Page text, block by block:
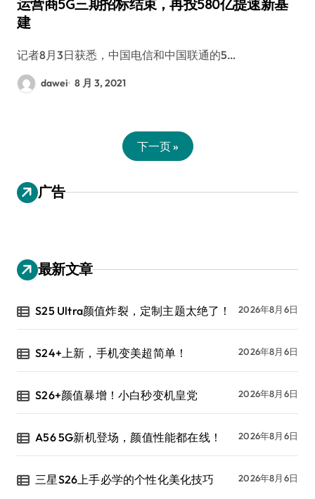
运营商5G三期招标结束，再投580亿提速新基
建
记者8月3日获悉，中国电信和中国联通的5…
dawei 8 月 3, 2021
下一页 »
广告
最新文章
S25 Ultra颜值炸裂，定制主题太绝了！ 2026年8月6日
S24+上新，手机变美超简单！ 2026年8月6日
S26+颜值暴增！小白秒变机皇党 2026年8月6日
A56 5G新机登场，颜值性能都在线！ 2026年8月6日
三星S26上手必学的个性化美化技巧 2026年8月6日